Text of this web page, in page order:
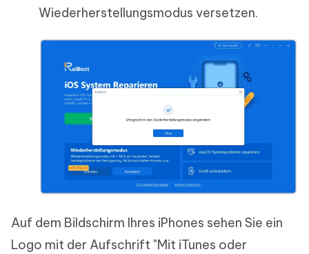
Wiederherstellungsmodus versetzen.
Auf dem Bildschirm Ihres iPhones sehen Sie ein
Logo mit der Aufschrift "Mit iTunes oder